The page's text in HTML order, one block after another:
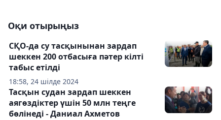
Оқи отырыңыз
18:58, 24 шілде 2024
СҚО-да су тасқынынан зардап
шеккен 200 отбасыға пәтер кілті
табыс етілді
Тасқын судан зардап шеккен
аягөздіктер үшін 50 млн теңге
бөлінеді - Даниал Ахметов